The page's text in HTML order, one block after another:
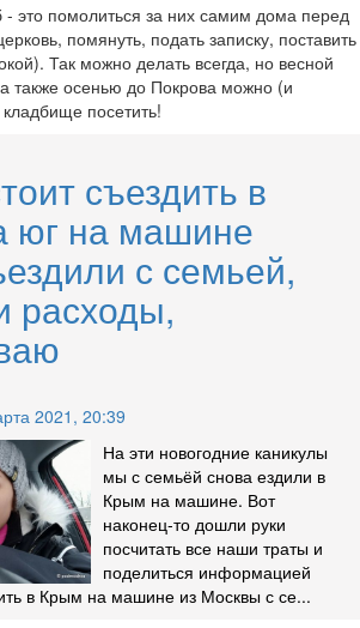
это помолиться за них самим дома перед
помянуть, подать записку, поставить
Так можно делать всегда, но весной
также осенью до Покрова можно (и
посетить!
съездить в
юг на машине
с семьей,
расходы,
2021, 20:39
На эти новогодние каникулы
мы с семьёй снова ездили в
Крым на машине. Вот
наконец-то дошли руки
посчитать все наши траты и
поделиться информацией
в Крым на машине из Москвы с се...